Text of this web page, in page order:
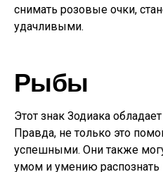
снимать розовые очки,
удачливыми.
Рыбы
Этот знак Зодиака
Правда, не только это
успешными. Они также
умом и умению